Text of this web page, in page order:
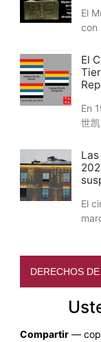
El
con
El
En
世
El
DERECHOS
Compartir —